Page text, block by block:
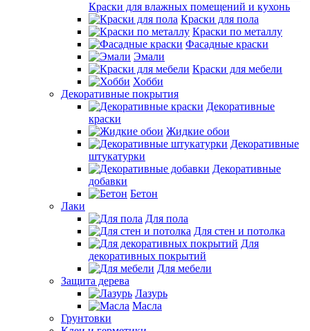
Краски для влажных помещений и кухонь
Краски для пола
Краски по металлу
Фасадные краски
Эмали
Краски для мебели
Хобби
Декоративные покрытия
Декоративные
краски
Жидкие обои
Декоративные
штукатурки
Декоративные
добавки
Бетон
Лаки
Для пола
Для стен и потолка
Для
декоративных покрытий
Для мебели
Защита дерева
Лазурь
Масла
Грунтовки